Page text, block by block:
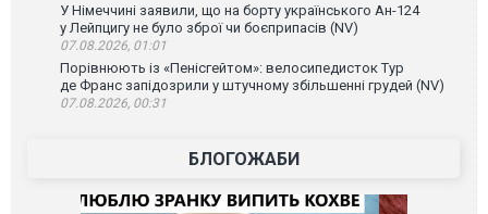
У Німеччині заявили, що на борту українського Ан-124
у Лейпцигу не було зброї чи боєприпасів (NV)
07.08.2026, 01:01
Порівнюють із «Пенісгейтом»: велосипедисток Тур
де Франс запідозрили у штучному збільшенні грудей (NV)
07.08.2026, 00:31
БЛОГОЖАБИ